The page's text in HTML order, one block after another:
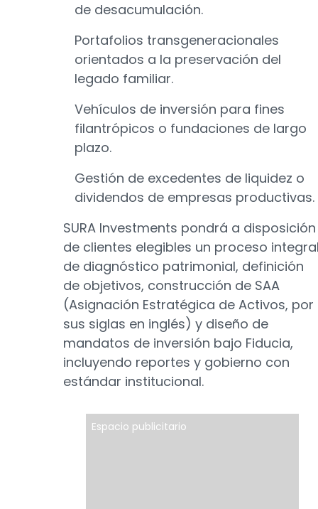
de desacumulación.
Portafolios transgeneracionales
orientados a la preservación del
legado familiar.
Vehículos de inversión para fines
filantrópicos o fundaciones de largo
plazo.
Gestión de excedentes de liquidez o
dividendos de empresas productivas.
SURA Investments pondrá a disposición
de clientes elegibles un proceso
de diagnóstico patrimonial, definición
de objetivos, construcción de SAA
(Asignación Estratégica de Activos, por
sus siglas en inglés) y diseño de
mandatos de inversión bajo Fiducia,
incluyendo reportes y gobierno con
estándar institucional.
Espacio publicitario